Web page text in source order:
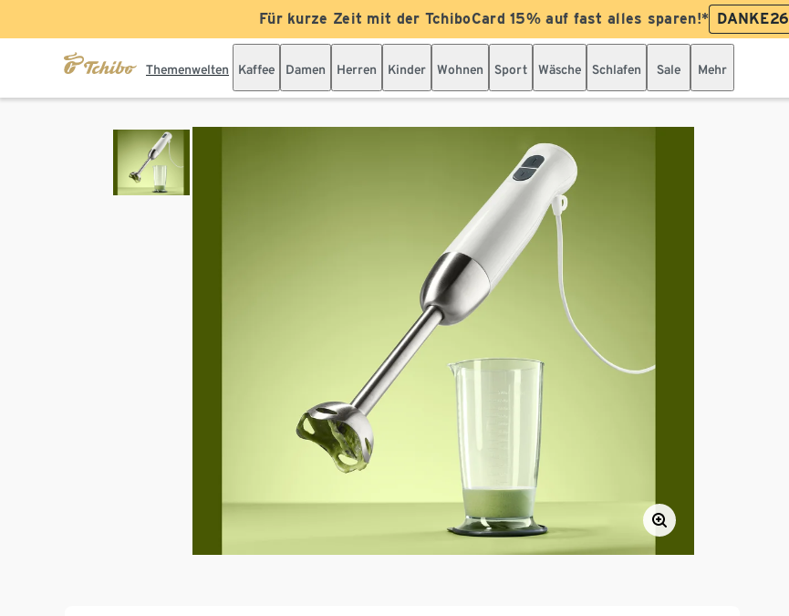
Für kurze Zeit mit der TchiboCard 15% auf fast alles sparen!* DANKE26
Themenwelten Kaffee Damen Herren Kinder Wohnen Sport Wäsche Schlafen Sale Mehr